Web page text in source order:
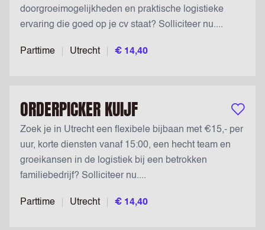
Parttime Utrecht € 14,40
doorgroeimogelijkheden en praktische logistieke
ervaring die goed op je cv staat? Solliciteer nu....
ORDERPICKER KUIJF Bewaar
Parttime Utrecht € 14,40
Zoek je in Utrecht een flexibele bijbaan met €15,- per
uur, korte diensten vanaf 15:00, een hecht team en
groeikansen in de logistiek bij een betrokken
familiebedrijf? Solliciteer nu....